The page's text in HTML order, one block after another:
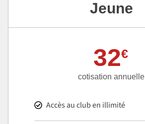
Jeune
32€
cotisation annuelle
Accès au club en illimité